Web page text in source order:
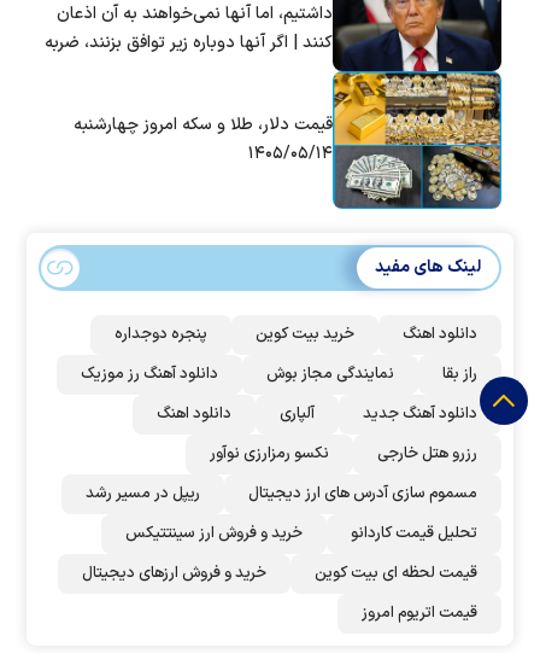
داشتیم، اما آنها نمی‌خواهند به آن اذعان
کنند | اگر آنها دوباره زیر توافق بزنند، ضربه
قیمت دلار، طلا و سکه امروز چهارشنبه
۱۴۰۵/۰۵/۱۴
لینک های مفید
دانلود اهنگ خرید بیت کوین
پنجره دوجداره
راز بقا
نمایندگی مجاز بوش
دانلود آهنگ رز‌ موزیک
دانلود آهنگ جدید
آلپاری
دانلود اهنگ
رزرو هتل خارجی
نکسو رمزارزی نوآور
مسموم سازی آدرس های ارز دیجیتال
ریپل در مسیر رشد
تحلیل قیمت کاردانو
خرید و فروش ارز سینتتیکس
قیمت لحظه ای بیت کوین
خرید و فروش ارزهای دیجیتال
قیمت اتریوم امروز